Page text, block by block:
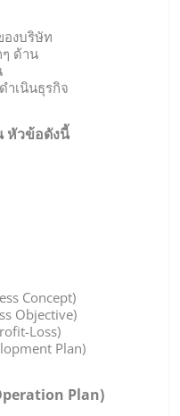
องบริษัท
ด้าน
ำเนินธุรกิจ
หัวข้อดังนี้
Concept)
Objective)
Loss)
Plan)
Plan)